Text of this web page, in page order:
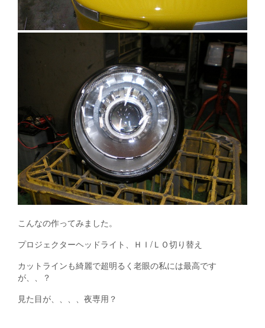
こんなの作ってみました。
プロジェクターヘッドライト、ＨＩ/ＬＯ切り替え
カットラインも綺麗で超明るく老眼の私には最高です
が、、？
見た目が、、、、夜専用？